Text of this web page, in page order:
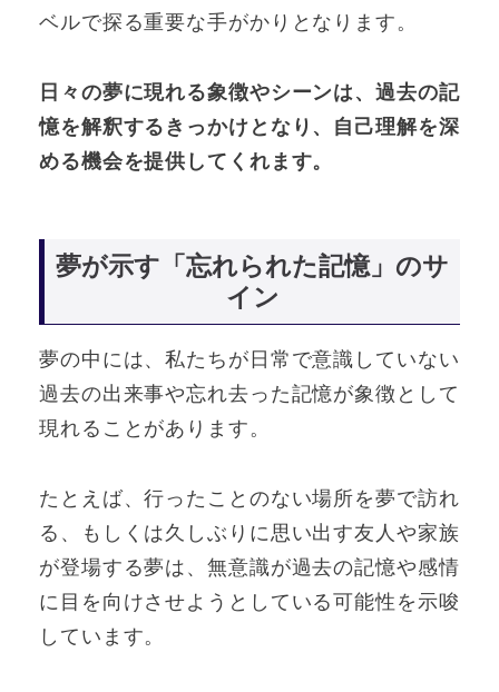
ベルで探る重要な手がかりとなります。
日々の夢に現れる象徴やシーンは、過去の記
憶を解釈するきっかけとなり、自己理解を深
める機会を提供してくれます。
夢が示す「忘れられた記憶」のサ
イン
夢の中には、私たちが日常で意識していない
過去の出来事や忘れ去った記憶が象徴として
現れることがあります。
たとえば、行ったことのない場所を夢で訪れ
る、もしくは久しぶりに思い出す友人や家族
が登場する夢は、無意識が過去の記憶や感情
に目を向けさせようとしている可能性を示唆
しています。